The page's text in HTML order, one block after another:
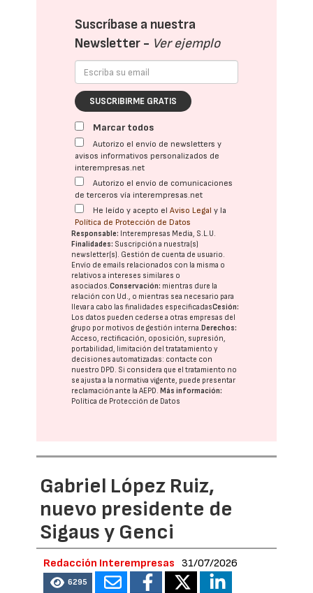
Suscríbase a nuestra
Newsletter - Ver ejemplo
SUSCRIBIRME GRATIS
Marcar todos
Autorizo el envío de newsletters y
avisos informativos personalizados de
interempresas.net
Autorizo el envío de comunicaciones
de terceros vía interempresas.net
He leído y acepto elAviso Legal y la
Política de Protección de Datos
Responsable: Interempresas Media, S.L.U.
Finalidades: Suscripción a nuestra(s)
newsletter(s). Gestión de cuenta de usuario.
Envío de emails relacionados con la misma o
relativos a intereses similares o
asociados.Conservación: mientras dure la
relación con Ud., o mientras sea necesario para
llevar a cabo las finalidades especificadasCesión:
Los datos pueden cederse a otras empresas del
grupo por motivos de gestión interna. Derechos:
Acceso, rectificación, oposición, supresión,
portabilidad, limitación del tratatamiento y
decisiones automatizadas: contacte con
nuestro DPD. Si considera que el tratamiento no
se ajusta a la normativa vigente, puede presentar
reclamación ante laAEPD. Más información:
Política de Protección de Datos
Gabriel López Ruiz,
nuevo presidente de
Sigaus y Genci
Redacción Interempresas 31/07/2026
6295